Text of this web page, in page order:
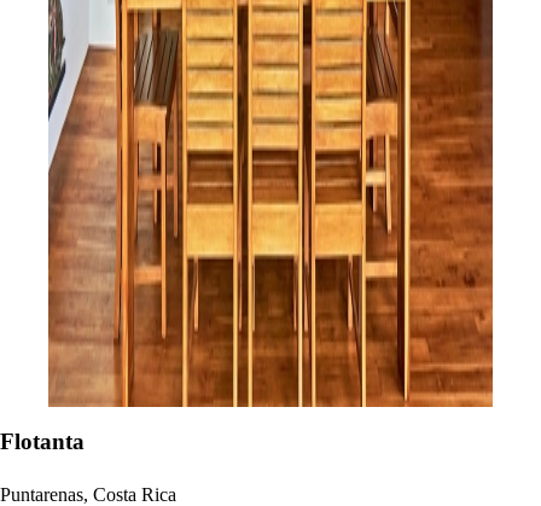
Flotanta
Puntarenas, Costa Rica